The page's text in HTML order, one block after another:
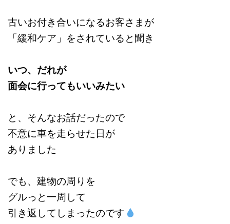
古いお付き合いになるお客さまが
「緩和ケア」をされていると聞き
いつ、だれが
面会に行ってもいいみたい
と、そんなお話だったので
不意に車を走らせた日が
ありました
でも、建物の周りを
グルっと一周して
引き返してしまったのです